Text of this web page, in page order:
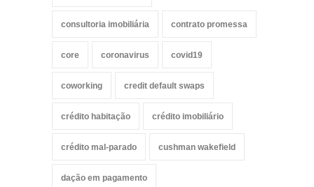
consultoria imobiliária contrato promessa
core coronavirus covid19
coworking credit default swaps
crédito habitação crédito imobiliário
crédito mal-parado cushman wakefield
dação em pagamento